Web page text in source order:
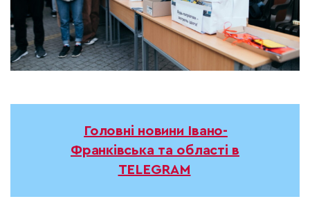
Головні новини Івано-
Франківська та області в
TELEGRAM